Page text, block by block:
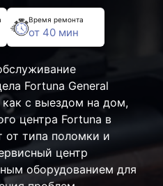
Время ремонта
от 40 мин
Fortuna General
как с выездом на дом,
центра Fortuna в
от типа поломки и
центр
оборудованием для